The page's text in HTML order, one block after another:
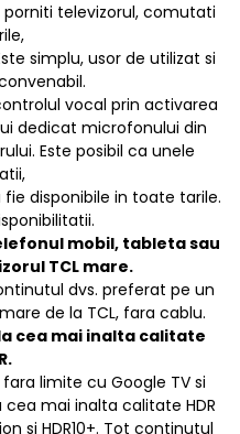
televizorul, comutati
simplu, usor de utilizat si
vocal prin activarea
dedicat microfonului din
Este posibil ca unele
disponibile in toate tarile.
mobil, tableta sau
TCL mare.
dvs. preferat pe un
de la TCL, fara cablu.
cea mai inalta calitate
limite cu Google TV si
mai inalta calitate HDR
si HDR10+. Tot continutul